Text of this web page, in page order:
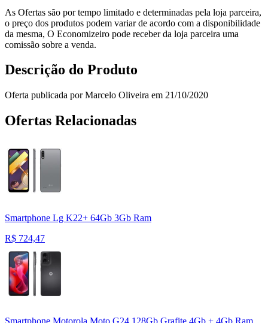
As Ofertas são por tempo limitado e determinadas pela loja parceira,
o preço dos produtos podem variar de acordo com a disponibilidade
da mesma, O Economizeiro pode receber da loja parceira uma
comissão sobre a venda.
Descrição do Produto
Oferta publicada por Marcelo Oliveira em 21/10/2020
Ofertas Relacionadas
Smartphone Lg K22+ 64Gb 3Gb Ram
R$ 724,47